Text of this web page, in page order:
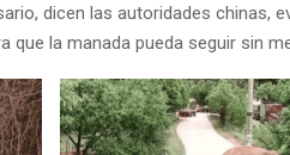
dicen las autoridades chinas,
que la manada pueda seguir sin